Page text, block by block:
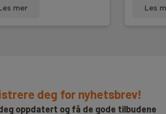
HxBxD
110x60x100
mer Les
deg for nyhetsbrev!
oppdatert og få de gode tilbudene